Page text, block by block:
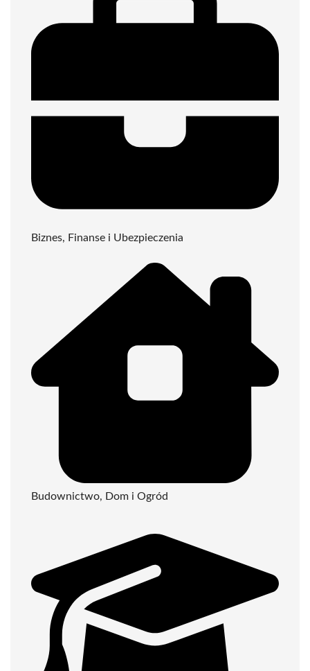
Biznes, Finanse i Ubezpieczenia
Budownictwo, Dom i Ogród